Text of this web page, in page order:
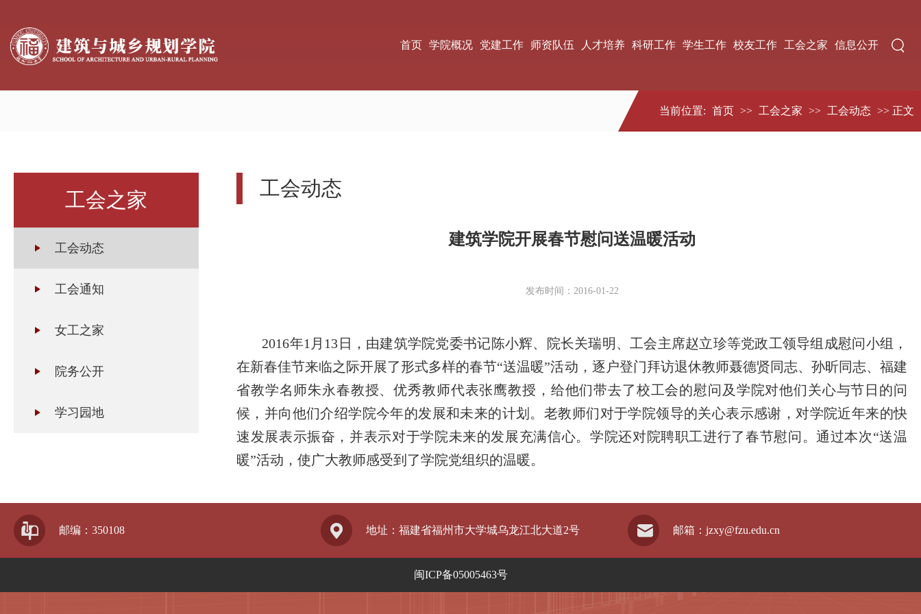
首页 学院概况 党建工作 师资队伍 人才培养 科研工作 学生工作 校友工作 工会之家 信息公开
当前位置: 首页 >> 工会之家 >> 工会动态 >> 正文
工会之家
工会动态
工会通知
女工之家
院务公开
学习园地
工会动态
建筑学院开展春节慰问送温暖活动
发布时间：2016-01-22
2016年1 月 13 日，由建筑学院党委书记陈小辉、院长关瑞明、工会主席赵立珍等党政工领导组成慰问小组，
在新春佳节来临之际开展了形式多样的春节“送温暖”活动，逐户登门拜访退休教师聂德贤同志、孙昕同志、福建
省教学名师朱永春教授、优秀教师代表张鹰教授，给他们带去了校工会的慰问及学院对他们关心与节日的问
候，并向他们介绍学院今年的发展和未来的计划。老教师们对于学院领导的关心表示感谢，对学院近年来的快
速发展表示振奋，并表示对于学院未来的发展充满信心。学院还对院聘职工进行了春节慰问。通过本次“送温
暖”活动，使广大教师感受到了学院党组织的温暖。
邮编：350108 地址：福建省福州市大学城乌龙江北大道2号 邮箱：jzxy@fzu.edu.cn
闽ICP备05005463号